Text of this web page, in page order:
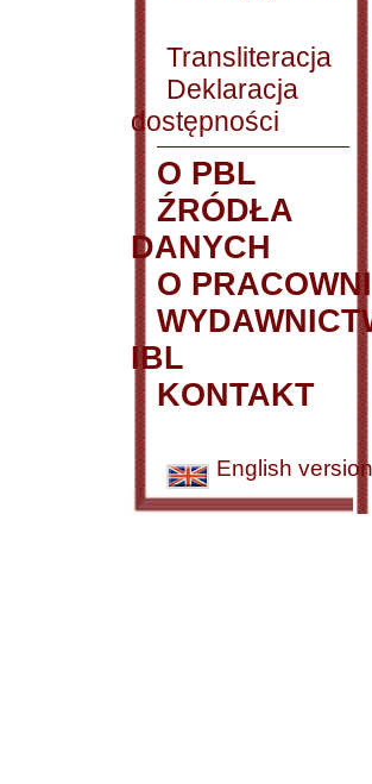
Transliteracja
Deklaracja
dostępności
O PBL
ŹRÓDŁA
DANYCH
O PRACOWNI
IBL
KONTAKT
English version